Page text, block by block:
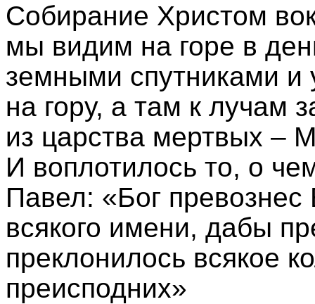
Собирание Христом
мы видим на горе в
земными спутниками и
на гору, а там к лучам
из царства мертвых –
И воплотилось то, о
Павел: «Бог
всякого имени, дабы
преклонилось всякое
преисподних»